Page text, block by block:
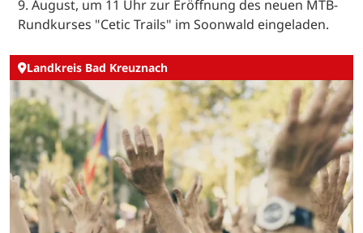
9. August, um 11 Uhr zur Eröffnung des neuen MTB-
Rundkurses "Cetic Trails" im Soonwald eingeladen.
Landkreis Bad Kreuznach